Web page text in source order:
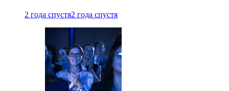
2 года спустя2 года спустя